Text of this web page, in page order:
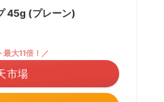
45g (プレーン)
最大11倍！／
市場